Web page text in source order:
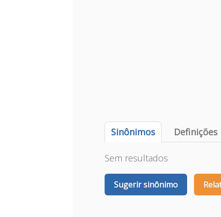
Sinônimos Definições
Sem resultados
Sugerir sinônimo